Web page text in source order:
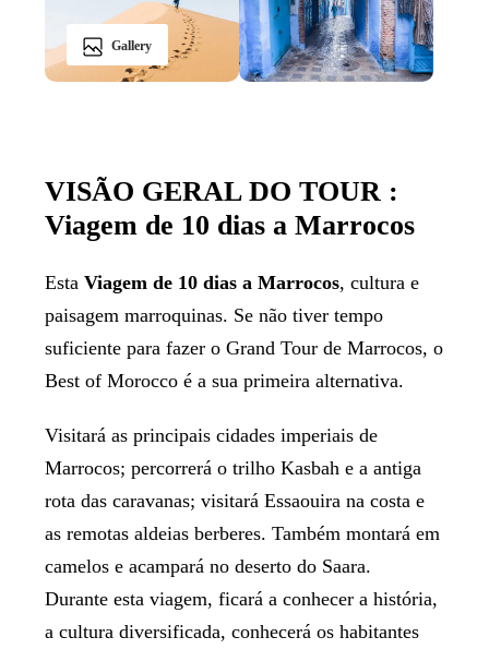
Gallery
VISÃO GERAL DO TOUR :
Viagem de 10 dias a Marrocos
Esta Viagem de 10 dias a Marrocos, cultura e
paisagem marroquinas. Se não tiver tempo
suficiente para fazer o Grand Tour de Marrocos, o
Best of Morocco é a sua primeira alternativa.
Visitará as principais cidades imperiais de
Marrocos; percorrerá o trilho Kasbah e a antiga
rota das caravanas; visitará Essaouira na costa e
as remotas aldeias berberes. Também montará em
camelos e acampará no deserto do Saara.
Durante esta viagem, ficará a conhecer a história,
a cultura diversificada, conhecerá os habitantes